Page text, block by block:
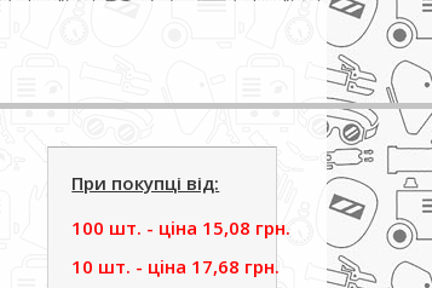
При покупці від:
100 шт. - цiна 15,08 грн.
10 шт. - цiна 17,68 грн.